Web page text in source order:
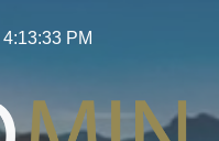
4:13:34 PM